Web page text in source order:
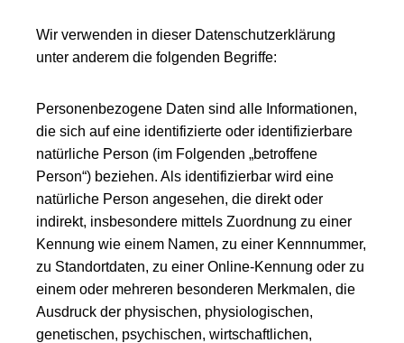
Wir verwenden in dieser Datenschutzerklärung
unter anderem die folgenden Begriffe:
Personenbezogene Daten sind alle Informationen,
die sich auf eine identifizierte oder identifizierbare
natürliche Person (im Folgenden „betroffene
Person“) beziehen. Als identifizierbar wird eine
natürliche Person angesehen, die direkt oder
indirekt, insbesondere mittels Zuordnung zu einer
Kennung wie einem Namen, zu einer Kennnummer,
zu Standortdaten, zu einer Online-Kennung oder zu
einem oder mehreren besonderen Merkmalen, die
Ausdruck der physischen, physiologischen,
genetischen, psychischen, wirtschaftlichen,